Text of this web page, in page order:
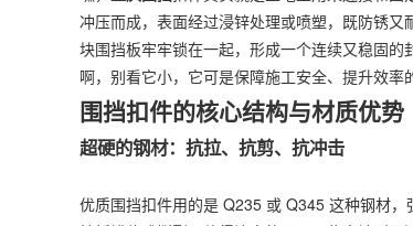
冲压而成，表面经过浸锌处理或喷塑，既防锈
块围挡板牢牢锁在一起，形成一个连续又稳固
啊，别看它小，它可是保障施工安全、提升效率
围挡扣件的核心结构与材质优势
超硬的钢材：抗拉、抗剪、抗冲击
优质围挡扣件用的是 Q235 或 Q345 这种钢材